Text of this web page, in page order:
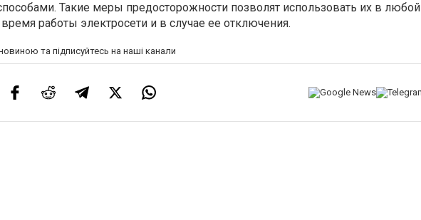
Такие меры предосторожности позволят использовать их в любой
работы электросети и в случае ее отключения.
та підписуйтесь на наші канали